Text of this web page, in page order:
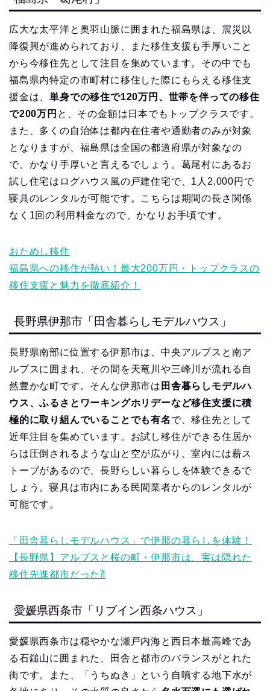
広大な太平洋と奥羽山脈に囲まれた福島県は、震災以
降復興が進められており、また移住支援も手厚いこと
から今移住先として注目を集めています。その中でも
福島県内特定の市町村に移住した際にもらえる移住支
援金は、単身での移住で120万円、世帯を伴っての移住
で200万円 と、その金額は日本でもトップクラスです。
また、多くの自治体は都内在住者や通勤者のみが対象
となりますが、福島県は全国の都道府県が対象なの
で、かなり手厚いと言えるでしょう。葛尾村にあるお
試し住宅はログハウス風の戸建住宅で、1人2,000円で
寝具のレンタルが可能です。こちらは期間の長さ関係
なく1回の利用料金なので、かなりお手頃です。
おためし移住
福島県への移住が熱い！最大200万円・トップクラスの
移住支援と魅力を徹底紹介！
長野県伊那市「田舎暮らしモデルハウス」
長野県南部に位置する伊那市は、中央アルプスと南ア
ルプスに囲まれ、その間を天竜川や三峰川が流れる自
然豊かな町です。そんな伊那市は 田舎暮らしモデルハ
ウス、ふるさとワーキングホリデーなど移住支援に積
極的に取り組んでいることでも有名 で、移住先として
近年注目を集めています。お試し移住ができる住居か
らは圧倒されるような山と空が広がり、室内には薪ス
トーブがあるので、長野らしい暮らしを体験できるで
しょう。寝具は市内にある民間業者からのレンタルが
可能です。
「田舎暮らしモデルハウス」で伊那の暮らしを体験！
【長野県】アルプスと桜の町・伊那市は、実は隠れた
移住先進都市だった⁈
愛媛県西条市「リブイン西条ハウス」
愛媛県西条市は穏やかな瀬戸内海と西日本最高峰であ
る石鎚山に囲まれた、田舎と都市のバランスがとれた
街です。また、「うちぬき」という自噴する地下水が